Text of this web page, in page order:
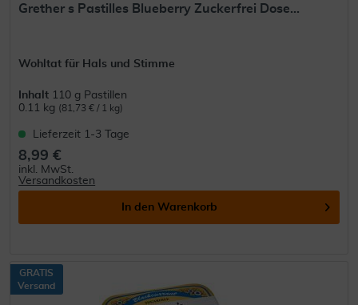
Grether s Pastilles Blueberry Zuckerfrei Dose...
Wohltat für Hals und Stimme
Inhalt 110 g Pastillen
0.11 kg (81,73 € / 1 kg)
Lieferzeit 1-3 Tage
8,99 €
inkl. MwSt.
Versandkosten
In den Warenkorb
GRATIS
Versand